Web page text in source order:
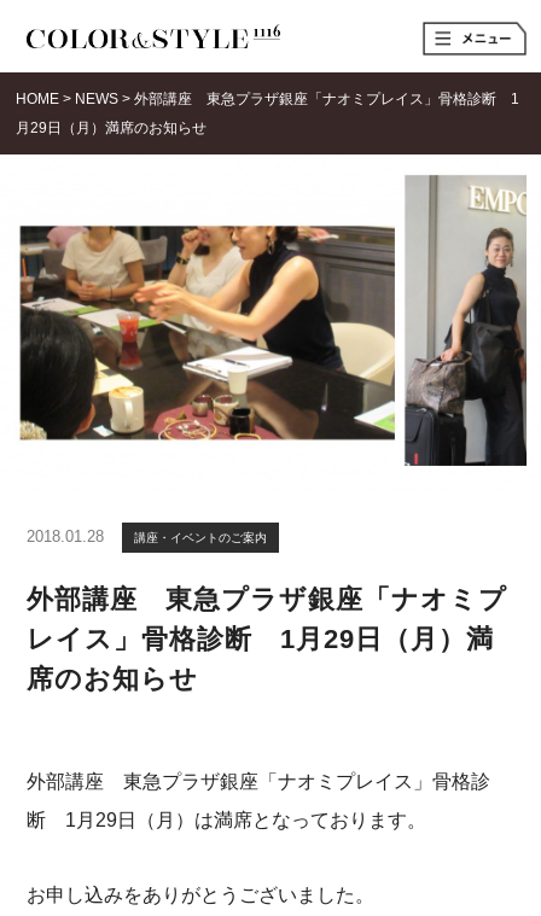
t
o
l
v
i
i
o
n
HOME > NEWS >外部講座 東急プラザ銀座「ナオミプレイス」骨格診断 1
月29日（月）満席のお知らせ
2018.01.28 講座・イベントのご案内
外部講座 東急プラザ銀座「ナオミプ
レイス」骨格診断 1月29日（月）満
席のお知らせ
外部講座 東急プラザ銀座「ナオミプレイス」骨格診
断 1月29日（月）は満席となっております。
お申し込みをありがとうございました。